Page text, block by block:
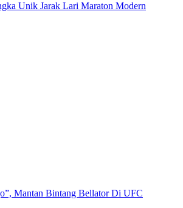
Unik Jarak Lari Maraton Modern
Mantan Bintang Bellator Di UFC